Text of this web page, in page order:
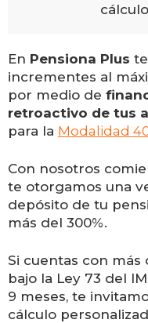
En Pensiona Plus
incrementes al
por medio de
retroactivo de tus
para la Modalidad
Con nosotros
te otorgamos una
depósito de tu
más del 300%.
Si cuentas con más
bajo la Ley 73 del
9 meses, te
cálculo